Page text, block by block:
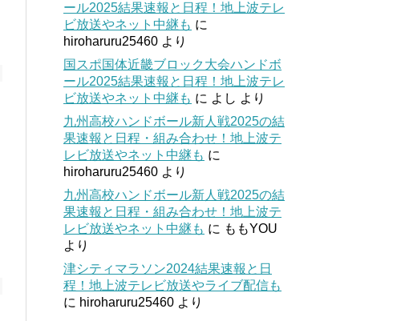
ール2025結果速報と日程！地上波テレ
ビ放送やネット中継も に
hiroharuru25460 より
国スポ国体近畿ブロック大会ハンドボ
ール2025結果速報と日程！地上波テレ
ビ放送やネット中継も に よし より
九州高校ハンドボール新人戦2025の結
果速報と日程・組み合わせ！地上波テ
レビ放送やネット中継も に
hiroharuru25460 より
九州高校ハンドボール新人戦2025の結
果速報と日程・組み合わせ！地上波テ
レビ放送やネット中継も に ももYOU
より
津シティマラソン2024結果速報と日
程！地上波テレビ放送やライブ配信も
に hiroharuru25460 より